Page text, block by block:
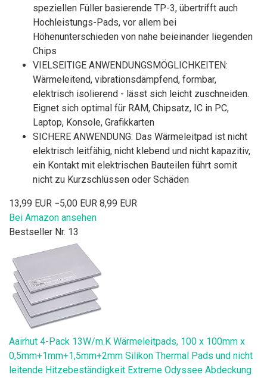
speziellen Füller basierende TP-3, übertrifft auch
Hochleistungs-Pads, vor allem bei
Höhenunterschieden von nahe beieinander liegenden
Chips
VIELSEITIGE ANWENDUNGSMÖGLICHKEITEN:
Wärmeleitend, vibrationsdämpfend, formbar,
elektrisch isolierend - lässt sich leicht zuschneiden.
Eignet sich optimal für RAM, Chipsatz, IC in PC,
Laptop, Konsole, Grafikkarten
SICHERE ANWENDUNG: Das Wärmeleitpad ist nicht
elektrisch leitfähig, nicht klebend und nicht kapazitiv,
ein Kontakt mit elektrischen Bauteilen führt somit
nicht zu Kurzschlüssen oder Schäden
13,99 EUR −5,00 EUR 8,99 EUR
Bei Amazon ansehen
Bestseller Nr. 13
Aairhut 4-Pack 13W/m.K Wärmeleitpads, 100 x 100mm x
0,5mm+1mm+1,5mm+2mm Silikon Thermal Pads und nicht
leitende Hitzebeständigkeit Extreme Odyssee Abdeckung